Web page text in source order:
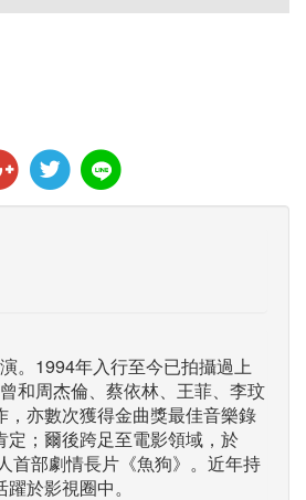
。1994年入行至今已拍攝過上
和周杰倫、蔡依林、王菲、李玟
，亦數次獲得金曲獎最佳音樂錄
定；爾後跨足至電影領域，於
首部劇情長片《魚狗》。近年持
於影視圈中。